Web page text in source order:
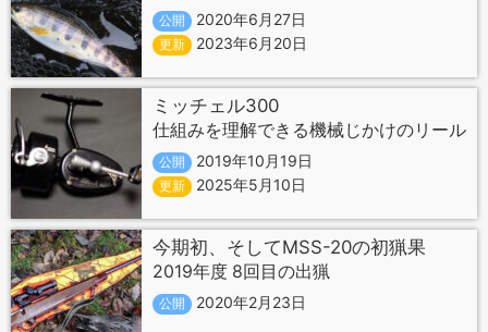
公開 2020年6月27日
更新 2023年6月20日
ミッチェル300
仕組みを理解できる機械じかけのリール
公開 2019年10月19日
更新 2025年5月10日
今期初、そしてMSS-20の初猟果
2019年度 8回目の出猟
公開 2020年2月23日